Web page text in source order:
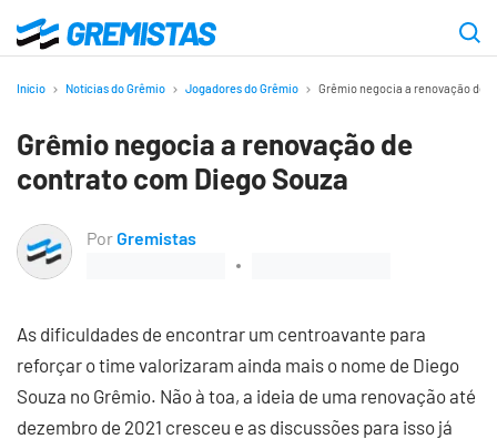
para
principal
Gremistas
Início Notícias do Grêmio Jogadores do Grêmio Grêmio negocia a renovação de
Grêmio negocia a renovação de
contrato com Diego Souza
PorGremistas
As dificuldades de encontrar um centroavante para
reforçar o time valorizaram ainda mais o nome de Diego
Souza no Grêmio. Não à toa, a ideia de uma renovação até
dezembro de 2021 cresceu e as discussões para isso já